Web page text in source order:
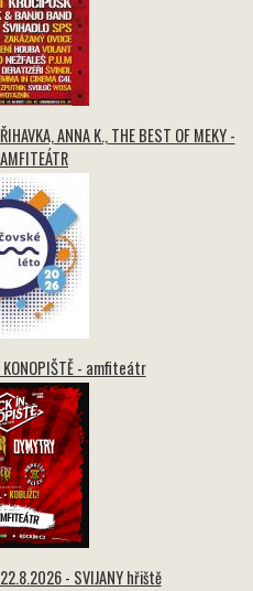
ANNA K., THE BEST OF MEKY -
- amfiteátr
- SVIJANY hřiště